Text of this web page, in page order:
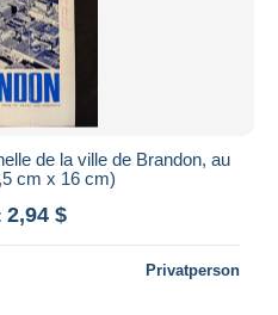
de la ville de Brandon, au
cm x 16 cm)
2,94 $
Privatperson